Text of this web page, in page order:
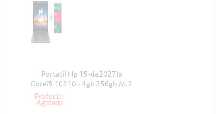
Telefonía IP
Energia y Potencia
Portatil Hp 15-da2027la
Corei5 10210u 4gb 256gb M.2
Producto
Agotado